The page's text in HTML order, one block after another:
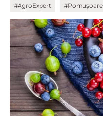
#AgroExpert #Pomușoare